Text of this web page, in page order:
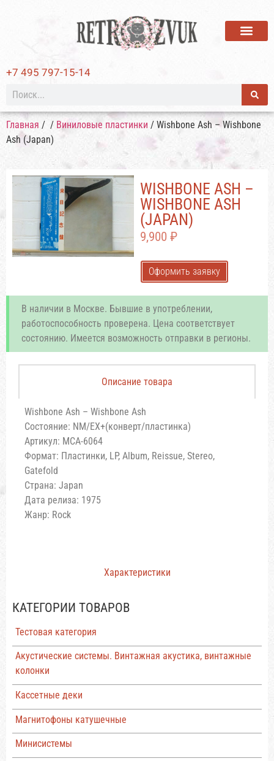
+7 495 797-15-14
Главная / / Виниловые пластинки / Wishbone Ash – Wishbone
Ash (Japan)
КАТЕГОРИИ ТОВАРОВ
Тестовая категория
Акустические системы. Винтажная акустика, винтажные
колонки
Кассетные деки
Магнитофоны катушечные
Минисистемы
WISHBONE ASH –
WISHBONE ASH
(JAPAN)
9,900 ₽
Оформить заявку
В наличии в Москве. Бывшие в употреблении,
работоспособность проверена. Цена соответствует
состоянию. Имеется возможность отправки в регионы.
Описание товара
Характеристики
Wishbone Ash – Wishbone Ash
Состояние: NM/EX+(конверт/пластинка)
Артикул: MCA-6064
Формат: Пластинки, LP, Album, Reissue, Stereo,
Gatefold
Страна: Japan
Дата релиза: 1975
Жанр: Rock